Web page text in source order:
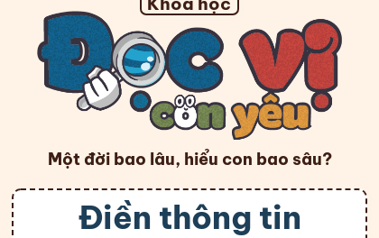
Một đời bao lâu, hiểu con bao sâu?
Điền thông tin